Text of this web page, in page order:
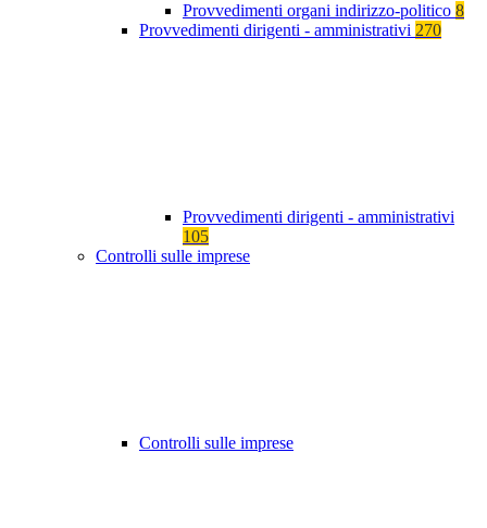
Provvedimenti organi indirizzo-politico 8
Provvedimenti dirigenti - amministrativi 270
Provvedimenti dirigenti - amministrativi
105
Controlli sulle imprese
Controlli sulle imprese